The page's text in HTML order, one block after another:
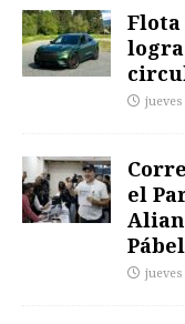
jueves
el
jueves